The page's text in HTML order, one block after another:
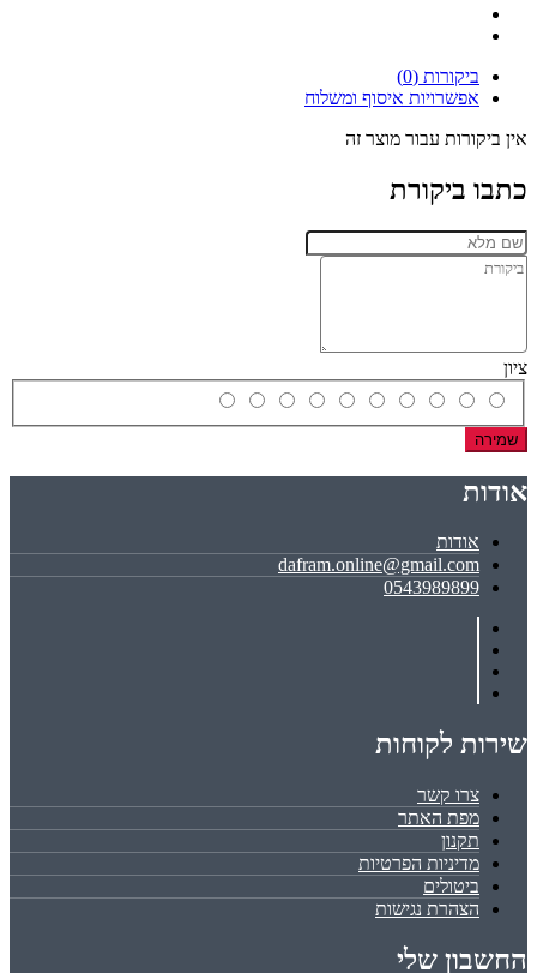
ביקורות (0)
אפשרויות איסוף ומשלוח
אין ביקורות עבור מוצר זה
כתבו ביקורת
ציון
שמירה
אודות
אודות
dafram.online@gmail.com
0543989899
שירות לקוחות
צרו קשר
מפת האתר
תקנון
מדיניות הפרטיות
ביטולים
הצהרת נגישות
החשבון שלי